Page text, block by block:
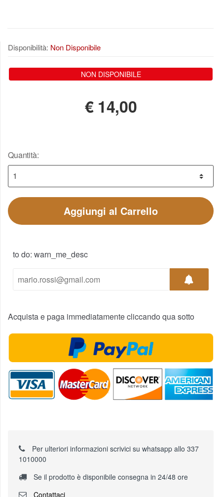
Disponibilità: Non Disponibile
NON DISPONIBILE
€ 14,00
Quantità:
Aggiungi al Carrello
to do: warn_me_desc
Acquista e paga immediatamente cliccando qua sotto
Per ulteriori informazioni scrivici su whatsapp allo 337
1010000
Se il prodotto è disponibile consegna in 24/48 ore
Contattaci